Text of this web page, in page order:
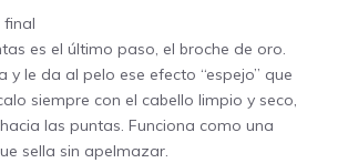
final
es el último paso, el broche de oro.
y le da al pelo ese efecto “espejo” que
siempre con el cabello limpio y seco,
las puntas. Funciona como una
sella sin apelmazar.